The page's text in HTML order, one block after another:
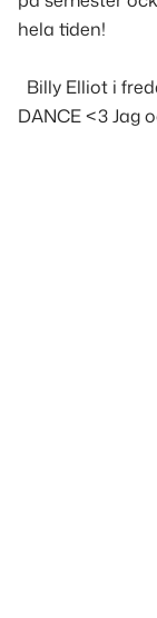
hela tiden!
Billy Elliot i
DANCE <3 Jag